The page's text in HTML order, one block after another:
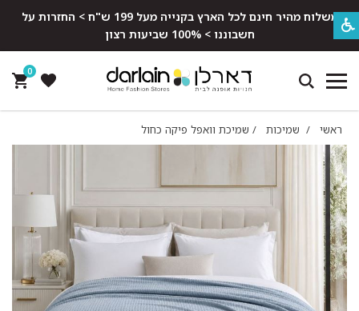
משלוח מהיר חינם לכל הארץ בקנייה מעל 199 ש"ח > החזרות על
חשבוננו > 100% שביעות רצון
0
ראשי / שמיכות / שמיכת וואפל פיקה כחול